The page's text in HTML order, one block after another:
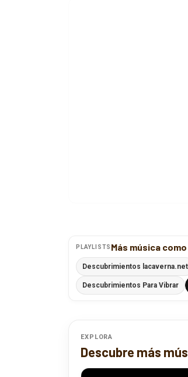
PLAYLISTS Más música
Descubrimientos lacaverna.net
Descubrimientos Para Vibrar
EXPLORA
Descubre más